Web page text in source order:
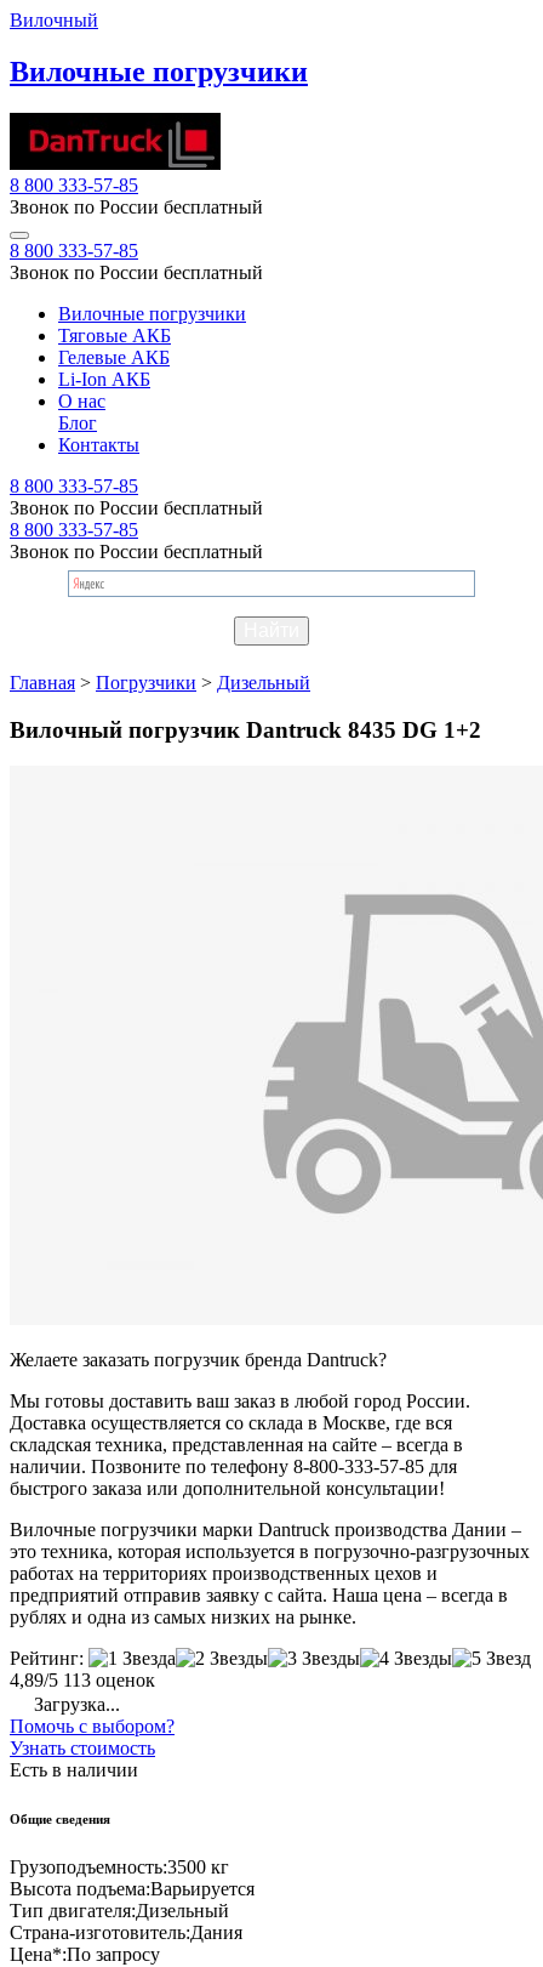
Вилочный
Вилочные погрузчики
8 800 333-57-85
Звонок по России бесплатный
8 800 333-57-85
Звонок по России бесплатный
Вилочные погрузчики
Тяговые АКБ
Гелевые АКБ
Li-Ion АКБ
О нас
Блог
Контакты
8 800 333-57-85
Звонок по России бесплатный
8 800 333-57-85
Звонок по России бесплатный
Главная > Погрузчики > Дизельный
Вилочный погрузчик Dantruck 8435 DG 1+2
Желаете заказать погрузчик бренда Dantruck?
Мы готовы доставить ваш заказ в любой город России.
Доставка осуществляется со склада в Москве, где вся
складская техника, представленная на сайте – всегда в
наличии. Позвоните по телефону 8-800-333-57-85 для
быстрого заказа или дополнительной консультации!
Вилочные погрузчики марки Dantruck производства Дании –
это техника, которая используется в погрузочно-разгрузочных
работах на территориях производственных цехов и
предприятий отправив заявку с сайта. Наша цена – всегда в
рублях и одна из самых низких на рынке.
Рейтинг:
4,89/5 113 оценок
Загрузка...
Помочь с выбором?
Узнать стоимость
Есть в наличии
Общие сведения
Грузоподъемность:3500 кг
Высота подъема:Варьируется
Тип двигателя:Дизельный
Страна-изготовитель:Дания
Цена*:По запросу